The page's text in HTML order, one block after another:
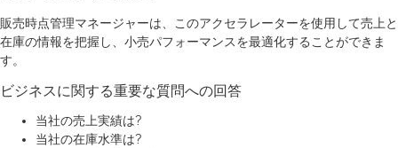
販売時点管理マネージャーは、このアクセラレーターを使用して売上と
在庫の情報を把握し、小売パフォーマンスを最適化することができま
す。
ビジネスに関する重要な質問への回答
当社の売上実績は?
当社の在庫水準は?